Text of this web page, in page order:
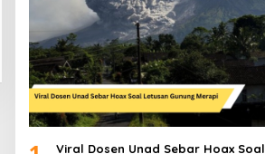
Viral Dosen Unad Sebar Hoax Soal